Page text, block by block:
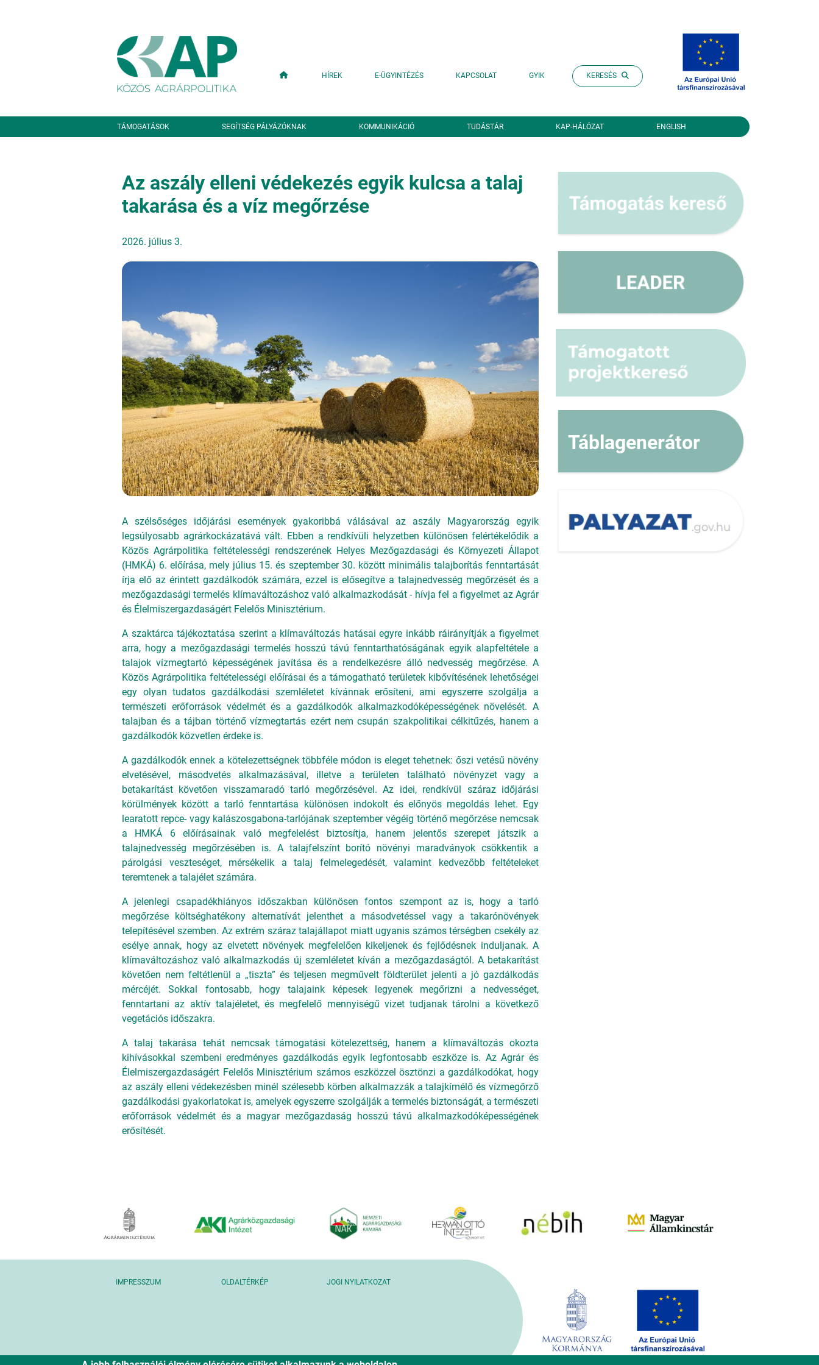
Fő navigáció
HÍREK E-ÜGYINTÉZÉS KAPCSOLAT GYIK KERESÉS
Másodlagos navigáció
TÁMOGATÁSOK SEGÍTSÉG PÁLYÁZÓKNAK KOMMUNIKÁCIÓ TUDÁSTÁR KAP-HÁLÓZAT ENGLISH
Az aszály elleni védekezés egyik kulcsa a talaj
takarása és a víz megőrzése
2026. július 3.
A szélsőséges időjárási események gyakoribbá válásával az aszály Magyarország egyik
legsúlyosabb agrárkockázatává vált. Ebben a rendkívüli helyzetben különösen felértékelődik a
Közös Agrárpolitika feltételességi rendszerének Helyes Mezőgazdasági és Környezeti Állapot
(HMKÁ) 6. előírása, mely július 15. és szeptember 30. között minimális talajborítás fenntartását
írja elő az érintett gazdálkodók számára, ezzel is elősegítve a talajnedvesség megőrzését és a
mezőgazdasági termelés klímaváltozáshoz való alkalmazkodását - hívja fel a figyelmet az Agrár
és Élelmiszergazdaságért Felelős Minisztérium.
A szaktárca tájékoztatása szerint a klímaváltozás hatásai egyre inkább ráirányítják a figyelmet
arra, hogy a mezőgazdasági termelés hosszú távú fenntarthatóságának egyik alapfeltétele a
talajok vízmegtartó képességének javítása és a rendelkezésre álló nedvesség megőrzése. A
Közös Agrárpolitika feltételességi előírásai és a támogatható területek kibővítésének lehetőségei
egy olyan tudatos gazdálkodási szemléletet kívánnak erősíteni, ami egyszerre szolgálja a
természeti erőforrások védelmét és a gazdálkodók alkalmazkodóképességének növelését. A
talajban és a tájban történő vízmegtartás ezért nem csupán szakpolitikai célkitűzés, hanem a
gazdálkodók közvetlen érdeke is.
A gazdálkodók ennek a kötelezettségnek többféle módon is eleget tehetnek: őszi vetésű növény
elvetésével, másodvetés alkalmazásával, illetve a területen található növényzet vagy a
betakarítást követően visszamaradó tarló megőrzésével. Az idei, rendkívül száraz időjárási
körülmények között a tarló fenntartása különösen indokolt és előnyös megoldás lehet. Egy
learatott repce- vagy kalászosgabona-tarlójának szeptember végéig történő megőrzése nemcsak
a HMKÁ 6 előírásainak való megfelelést biztosítja, hanem jelentős szerepet játszik a
talajnedvesség megőrzésében is. A talajfelszínt borító növényi maradványok csökkentik a
párolgási veszteséget, mérsékelik a talaj felmelegedését, valamint kedvezőbb feltételeket
teremtenek a talajélet számára.
A jelenlegi csapadékhiányos időszakban különösen fontos szempont az is, hogy a tarló
megőrzése költséghatékony alternatívát jelenthet a másodvetéssel vagy a takarónövények
telepítésével szemben. Az extrém száraz talajállapot miatt ugyanis számos térségben csekély az
esélye annak, hogy az elvetett növények megfelelően kikeljenek és fejlődésnek induljanak. A
klímaváltozáshoz való alkalmazkodás új szemléletet kíván a mezőgazdaságtól. A betakarítást
követően nem feltétlenül a „tiszta” és teljesen megművelt földterület jelenti a jó gazdálkodás
mércéjét. Sokkal fontosabb, hogy talajaink képesek legyenek megőrizni a nedvességet,
fenntartani az aktív talajéletet, és megfelelő mennyiségű vizet tudjanak tárolni a következő
vegetációs időszakra.
A talaj takarása tehát nemcsak támogatási kötelezettség, hanem a klímaváltozás okozta
kihívásokkal szembeni eredményes gazdálkodás egyik legfontosabb eszköze is. Az Agrár és
Élelmiszergazdaságért Felelős Minisztérium számos eszközzel ösztönzi a gazdálkodókat, hogy
az aszály elleni védekezésben minél szélesebb körben alkalmazzák a talajkímélő és vízmegőrző
gazdálkodási gyakorlatokat is, amelyek egyszerre szolgálják a termelés biztonságát, a természeti
erőforrások védelmét és a magyar mezőgazdaság hosszú távú alkalmazkodóképességének
erősítését.
Táblagenerátor
IMPRESSZUM OLDALTÉRKÉP JOGI NYILATKOZAT